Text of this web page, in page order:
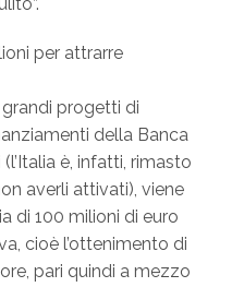
per attrarre
grandi progetti di
della Banca
è, infatti, rimasto
averli attivati), viene
di 100 milioni di euro
cioè l’ottenimento di
pari quindi a mezzo